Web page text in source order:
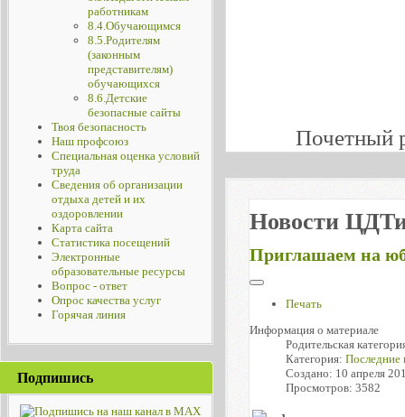
работникам
8.4.Обучающимся
8.5.Родителям
(законным
представителям)
обучающихся
8.6.Детские
безопасные сайты
Твоя безопасность
Наш профсоюз
Специальная оценка условий
труда
Сведения об организации
отдыха детей и их
оздоровлении
Карта сайта
Статистика посещений
Электронные
образовательные ресурсы
Вопрос - ответ
Опрос качества услуг
Горячая линия
Подпишись
Почетный
Новости
Приглашаем на
Печать
Информация о материале
Родительская
Категория:Последние
Создано: 10 апреля
Просмотров: 3582